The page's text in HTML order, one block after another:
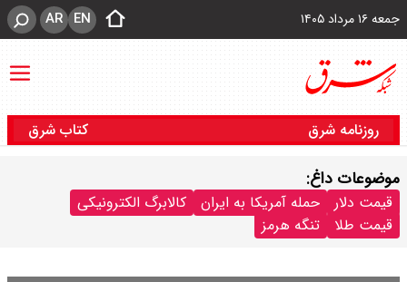
جمعه ۱۶ مرداد ۱۴۰۵ EN
AR
روزنامه شرق کتاب شرق
موضوعات داغ:
قیمت دلار حمله آمریکا به ایران
کالابرگ الکترونیکی
قیمت طلا
تنگه هرمز